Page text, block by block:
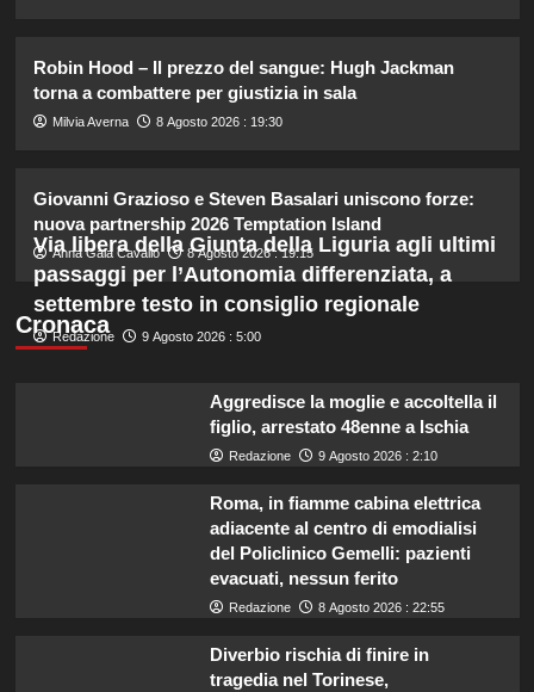
2
riconciliazione celebrata con il
primo post dopo la crisi.
3
sfogo contro gli haters dopo la foto
con Giovanni.
Irina Shayk svela la sua estate tra
natura e animali: bikini mozzafiato e
Piano di Harry e Meghan per
re Carlo?
Robin Hood – Il prezzo del sangue: Hugh Jackman
torna a combattere per giustizia in sala
Milvia Averna 8 Agosto 2026 : 19:30
Giovanni Grazioso e Steven Basalari uniscono forze:
nuova partnership 2026 Temptation Island
Anna Gaia Cavallo 8 Agosto 2026 : 19:15
Cronaca
Via libera della Giunta della Liguria agli ultimi
passaggi per l’Autonomia differenziata, a
settembre testo in consiglio regionale
Redazione 9 Agosto 2026 : 5:00
Aggredisce la moglie e accoltella il
figlio, arrestato 48enne a Ischia
Redazione 9 Agosto 2026 : 2:10
Roma, in fiamme cabina elettrica
adiacente al centro di emodialisi
del Policlinico Gemelli: pazienti
evacuati, nessun ferito
Redazione 8 Agosto 2026 : 22:55
Diverbio rischia di finire in
tragedia nel Torinese,